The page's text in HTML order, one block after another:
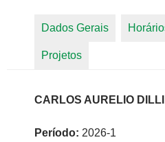
Dados Gerais
Projetos
CARLOS AURELIO
Período: 2026-1